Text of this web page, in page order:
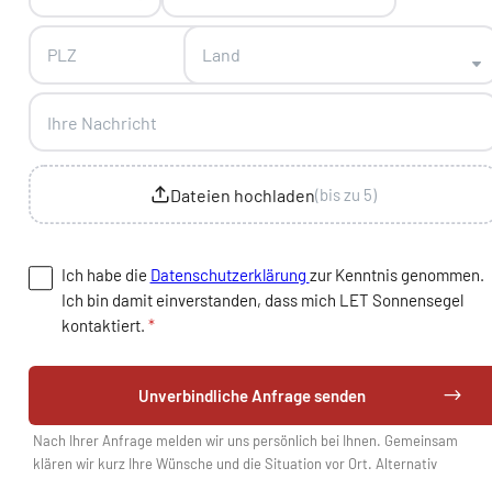
Land
Dateien hochladen(bis zu 5)
Ich habe die Datenschutzerklärung zur Kenntnis genommen.
Ich bin damit einverstanden, dass mich LET Sonnensegel
kontaktiert. *
Unverbindliche Anfrage senden
Nach Ihrer Anfrage melden wir uns persönlich bei Ihnen. Gemeinsam
klären wir kurz Ihre Wünsche und die Situation vor Ort. Alternativ